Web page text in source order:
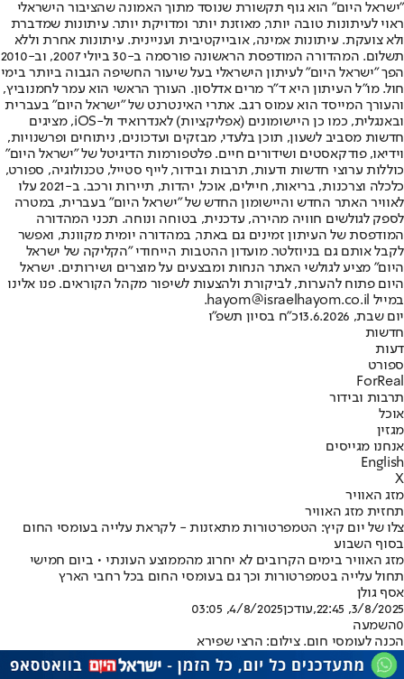
"ישראל היום" הוא גוף תקשורת שנוסד מתוך האמונה שהציבור הישראלי
ראוי לעיתונות טובה יותר, מאוזנת יותר ומדויקת יותר. עיתונות שמדברת
ולא צועקת. עיתונות אמינה, אובייקטיבית ועניינית. עיתונות אחרת וללא
תשלום. המהדורה המודפסת הראשונה פורסמה ב-30 ביולי 2007, וב-2010
הפך "ישראל היום" לעיתון הישראלי בעל שיעור החשיפה הגבוה ביותר בימי
חול. מו"ל העיתון היא ד"ר מרים אדלסון. העורך הראשי הוא עמר לחמנוביץ,
והעורך המייסד הוא עמוס רגב. אתרי האינטרנט של "ישראל היום" בעברית
ובאנגלית, כמו כן היישומונים (אפליקציות) לאנדרואיד ול-iOS, מציגים
חדשות מסביב לשעון, תוכן בלעדי, מבזקים ועדכונים, ניתוחים ופרשנויות,
וידיאו, פודקאסטים ושידורים חיים. פלטפורמות הדיגיטל של "ישראל היום"
כוללות ערוצי חדשות ודעות, תרבות ובידור, לייף סטייל, טכנולוגיה, ספורט,
כלכלה וצרכנות, בריאות, חיילים, אוכל, יהדות, תיירות ורכב. ב-2021 עלו
לאוויר האתר החדש והיישומון החדש של "ישראל היום" בעברית, במטרה
לספק לגולשים חוויה מהירה, עדכנית, בטוחה ונוחה. תכני המהדורה
המודפסת של העיתון זמינים גם באתר, במהדורה יומית מקוונת, ואפשר
לקבל אותם גם בניוזלטר. מועדון ההטבות הייחודי "הקליקה של ישראל
היום" מציע לגולשי האתר הנחות ומבצעים על מוצרים ושירותים. ישראל
היום פתוח להערות, לביקורת ולהצעות לשיפור מקהל הקוראים. פנו אלינו
במייל hayom@israelhayom.co.il.
יום שבת, 13.6.2026
כ"ח בסיון תשפ"ו
חדשות
דעות
ספורט
ForReal
תרבות ובידור
אוכל
מגזין
אנחנו מגייסים
English
X
מזג האוויר
תחזית מזג האוויר
צלו של יום קיץ: הטמפרטורות מתאזנות - לקראת עלייה בעומסי החום
בסוף השבוע
מזג האוויר בימים הקרובים לא יחרוג מהממוצע העונתי • ביום חמישי
תחול עלייה בטמפרטורות וכך גם בעומסי החום בכל רחבי הארץ
אסף גולן
3/8/2025, 22:45
,עודכן4/8/2025, 03:05
0השמעה
הכנה לעומסי חום. צילום: הרצי שפירא